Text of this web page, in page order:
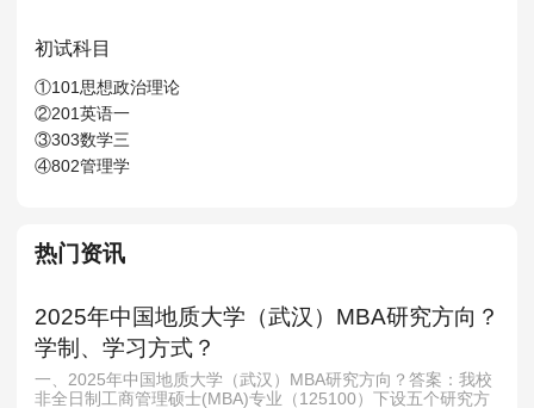
初试科目
①101思想政治理论
②201英语一
③303数学三
④802管理学
热门资讯
2025年中国地质大学（武汉）MBA研究方向？
学制、学习方式？
一、2025年中国地质大学（武汉）MBA研究方向？答案：我校
非全日制工商管理硕士(MBA)专业（125100）下设五个研究方